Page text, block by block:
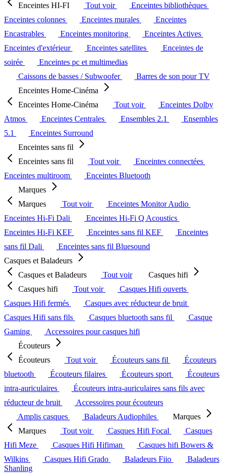
Enceintes HI-FI
Tout voir
Enceintes bibliothèques
Enceintes colonnes
Enceintes murales
Enceintes
Encastrables
Enceintes monitoring
Enceintes Actives
Enceintes d'extérieur
Enceintes satellites
Enceintes de
soirée
Enceintes pc et multimedias
Caissons de basses / Subwoofer
Barres de son pour TV
Enceintes Home-Cinéma
Enceintes Home-Cinéma
Tout voir
Enceintes Dolby
Atmos
Enceintes Centrales Ensembles 2.1
Ensembles
5.1
Enceintes Surround
Enceintes sans fil
Enceintes sans fil
Tout voir
Enceintes connectées
Enceintes multiroom
Enceintes Bluetooth
Marques
Marques
Tout voir
Enceintes Monitor Audio
Enceintes Hi-Fi Dali
Enceintes Hi-Fi Q Acoustics
Enceintes Hi-Fi KEF
Enceintes sans fil KEF
Enceintes
sans fil Dali
Enceintes sans fil Bluesound
Casques et Baladeurs
Casques et Baladeurs
Tout voir
Casques hifi
Casques hifi
Tout voir
Casques Hifi ouverts
Casques Hifi fermés
Casques avec réducteur de bruit
Casques Hifi sans fils
Casques bluetooth sans fil
Casque
Gaming
Accessoires pour casques hifi
Écouteurs
Écouteurs
Tout voir Écouteurs sans fil
Écouteurs
bluetooth
Écouteurs filaires Écouteurs sport
Écouteurs
intra-auriculaires
Écouteurs intra-auriculaires sans fils avec
réducteur de bruit
Accessoires pour écouteurs
Amplis casques
Baladeurs Audiophiles
Marques
Marques
Tout voir Casques Hifi Focal
Casques
Hifi Meze
Casques Hifi Hifiman
Casques hifi Bowers &
Wilkins
Casques Hifi Grado Baladeurs Fiio
Baladeurs
Shanling